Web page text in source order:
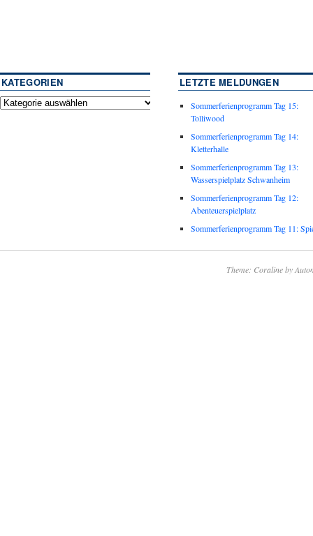
KATEGORIEN LETZTE MELDUNGEN
Sommerferienprogramm Tag 15:
Tolliwood
Sommerferienprogramm Tag 14:
Kletterhalle
Sommerferienprogramm Tag 13:
Wasserspielplatz Schwanheim
Sommerferienprogramm Tag 12:
Abenteuerspielplatz
Sommerferienprogramm Tag 11:
Theme: Coraline by